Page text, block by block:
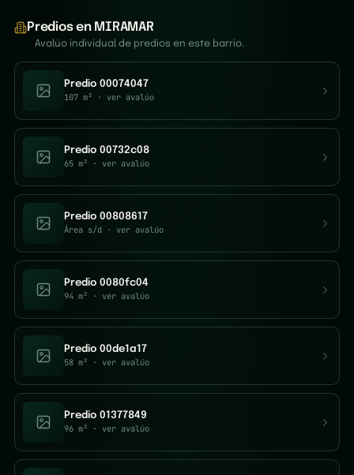
Predios en MIRAMAR
Avalúo individual de predios en este barrio.
Predio 00074047
107 m² · ver avalúo
Predio 00732c08
65 m² · ver avalúo
Predio 00808617
Área s/d · ver avalúo
Predio 0080fc04
94 m² · ver avalúo
Predio 00de1a17
58 m² · ver avalúo
Predio 01377849
96 m² · ver avalúo